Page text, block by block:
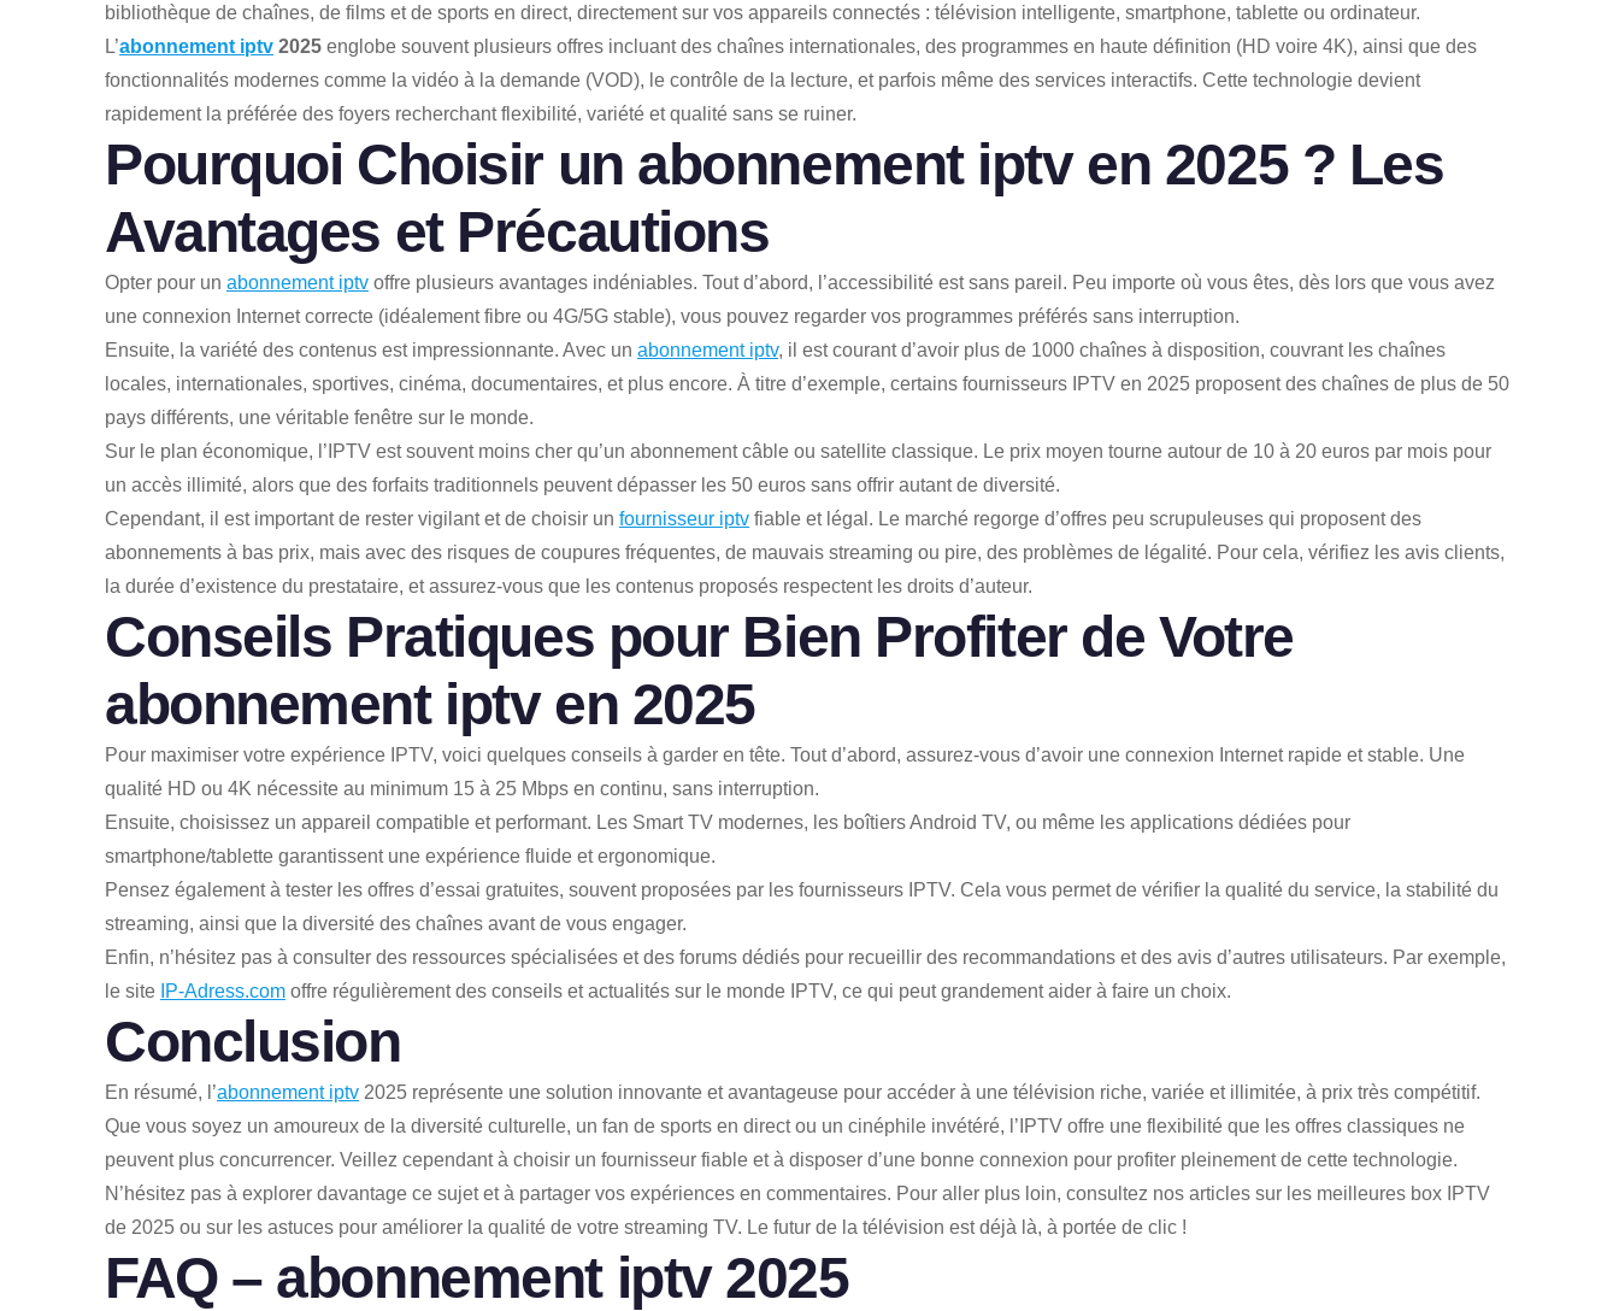
bibliothèque de chaînes, de films et de sports en direct, directement sur vos appareils connectés : télévision intelligente, smartphone, tablette ou ordinateur.
L’abonnement iptv 2025 englobe souvent plusieurs offres incluant des chaînes internationales, des programmes en haute définition (HD voire 4K), ainsi que des
fonctionnalités modernes comme la vidéo à la demande (VOD), le contrôle de la lecture, et parfois même des services interactifs. Cette technologie devient
rapidement la préférée des foyers recherchant flexibilité, variété et qualité sans se ruiner.
Pourquoi Choisir un abonnement iptven 2025 ? Les
Avantages et Précautions
Opter pour un abonnement iptv offre plusieurs avantages indéniables. Tout d’abord, l’accessibilité est sans pareil. Peu importe où vous êtes, dès lors que vous avez
une connexion Internet correcte (idéalement fibre ou 4G/5G stable), vous pouvez regarder vos programmes préférés sans interruption.
Ensuite, la variété des contenus est impressionnante. Avec un abonnement iptv, il est courant d’avoir plus de 1000 chaînes à disposition, couvrant les chaînes
locales, internationales, sportives, cinéma, documentaires, et plus encore. À titre d’exemple, certains fournisseurs IPTV en 2025 proposent des chaînes de plus de 50
pays différents, une véritable fenêtre sur le monde.
Sur le plan économique, l’IPTV est souvent moins cher qu’un abonnement câble ou satellite classique. Le prix moyen tourne autour de 10 à 20 euros par mois pour
un accès illimité, alors que des forfaits traditionnels peuvent dépasser les 50 euros sans offrir autant de diversité.
Cependant, il est important de rester vigilant et de choisir un fournisseur iptv fiable et légal. Le marché regorge d’offres peu scrupuleuses qui proposent des
abonnements à bas prix, mais avec des risques de coupures fréquentes, de mauvais streaming ou pire, des problèmes de légalité. Pour cela, vérifiez les avis clients,
la durée d’existence du prestataire, et assurez-vous que les contenus proposés respectent les droits d’auteur.
Conseils Pratiques pour Bien Profiter de Votre
abonnement iptven 2025
Pour maximiser votre expérience IPTV, voici quelques conseils à garder en tête. Tout d’abord, assurez-vous d’avoir une connexion Internet rapide et stable. Une
qualité HD ou 4K nécessite au minimum 15 à 25 Mbps en continu, sans interruption.
Ensuite, choisissez un appareil compatible et performant. Les Smart TV modernes, les boîtiers Android TV, ou même les applications dédiées pour
smartphone/tablette garantissent une expérience fluide et ergonomique.
Pensez également à tester les offres d’essai gratuites, souvent proposées par les fournisseurs IPTV. Cela vous permet de vérifier la qualité du service, la stabilité du
streaming, ainsi que la diversité des chaînes avant de vous engager.
Enfin, n’hésitez pas à consulter des ressources spécialisées et des forums dédiés pour recueillir des recommandations et des avis d’autres utilisateurs. Par exemple,
le site IP-Adress.com offre régulièrement des conseils et actualités sur le monde IPTV, ce qui peut grandement aider à faire un choix.
Conclusion
En résumé, l’abonnement iptv 2025 représente une solution innovante et avantageuse pour accéder à une télévision riche, variée et illimitée, à prix très compétitif.
Que vous soyez un amoureux de la diversité culturelle, un fan de sports en direct ou un cinéphile invétéré, l’IPTV offre une flexibilité que les offres classiques ne
peuvent plus concurrencer. Veillez cependant à choisir un fournisseur fiable et à disposer d’une bonne connexion pour profiter pleinement de cette technologie.
N’hésitez pas à explorer davantage ce sujet et à partager vos expériences en commentaires. Pour aller plus loin, consultez nos articles sur les meilleures box IPTV
de 2025 ou sur les astuces pour améliorer la qualité de votre streaming TV. Le futur de la télévision est déjà là, à portée de clic !
FAQ – abonnement iptv2025